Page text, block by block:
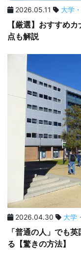
2026.05.11 大学
【厳選】おすすめ
点も解説
2026.04.30 大学
「普通の人」でも
る【驚きの方法】